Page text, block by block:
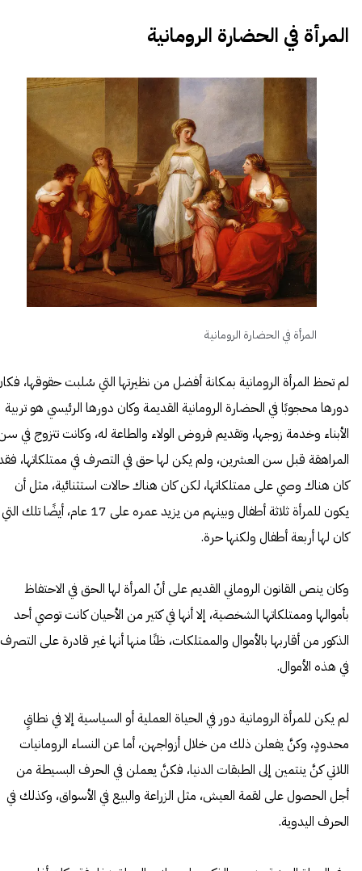
المرأة في الحضارة الرومانية
المرأة في الحضارة الرومانية
لم تحظ المرأة الرومانية بمكانة أفضل من نظيرتها التي سُلبت حقوقها،
دورها محجوبًا في الحضارة الرومانية القديمة وكان دورها الرئيسي هو تربية
الأبناء وخدمة زوجها، وتقديم فروض الولاء والطاعة له، وكانت تتزوج في
المراهقة قبل سن العشرين، ولم يكن لها حق في التصرف في ممتلكاتها،
كان هناك وصي على ممتلكاتها، لكن كان هناك حالات استثنائية، مثل أن
يكون للمرأة ثلاثة أطفال وبينهم من يزيد عمره على 17 عام، أيضًا تلك التي
كان لها أربعة أطفال ولكنها حرة.
وكان ينص القانون الروماني القديم على أنّ المرأة لها الحق في الاحتفاظ
بأموالها وممتلكاتها الشخصية، إلا أنها في كثير من الأحيان كانت توصي أحد
الذكور من أقاربها بالأموال والممتلكات، ظنًا منها أنها غير قادرة على التصرف
في هذه الأموال.
لم يكن للمرأة الرومانية دور في الحياة العملية أو السياسية إلا في نطاقٍ
محدودٍ، وكنَّ يفعلن ذلك من خلال أزواجهن، أما عن النساء الرومانيات
اللاتي كنَّ ينتمين إلى الطبقات الدنيا، فكنَّ يعملن في الحرف البسيطة من
أجل الحصول على لقمة العيش، مثل الزراعة والبيع في الأسواق، وكذلك في
الحرف اليدوية.